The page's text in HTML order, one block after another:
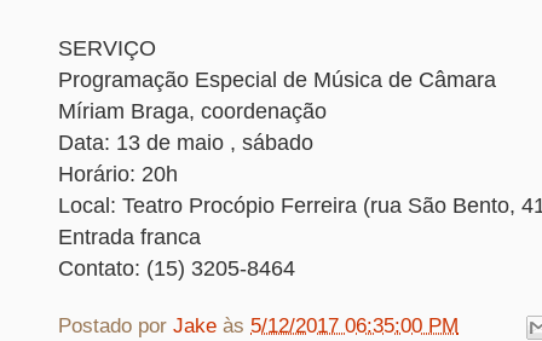
SERVIÇO
Programação Especial de Música de Câmara
Míriam Braga, coordenação
Data: 13 de maio , sábado
Horário: 20h
Local: Teatro Procópio Ferreira (rua São Bento,
Entrada franca
Contato: (15) 3205-8464
Postado por Jake às 5/12/2017 06:35:00 PM